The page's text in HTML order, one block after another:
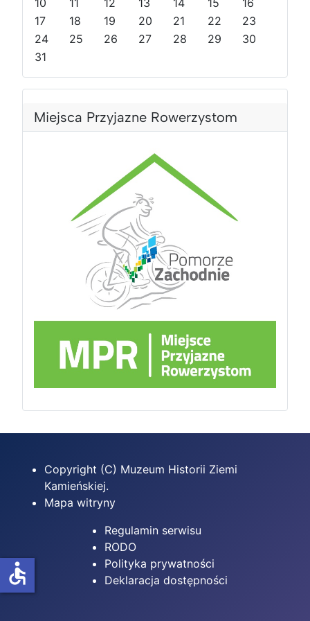
r
o
k
m
i
e
s
ą
e
s
c
10
11 12 13 14 15
16
17
18 19 20 21 22
23
24
25 26 27 28 29
30
31
Miejsca Przyjazne Rowerzystom
Copyright (C) Muzeum Historii Ziemi
Kamieńskiej.
Mapa witryny
Regulamin serwisu
RODO
Polityka prywatności
Deklaracja dostępności
accessible